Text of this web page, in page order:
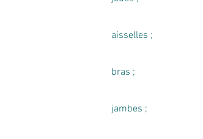
aisselles ;
bras ;
jambes ;